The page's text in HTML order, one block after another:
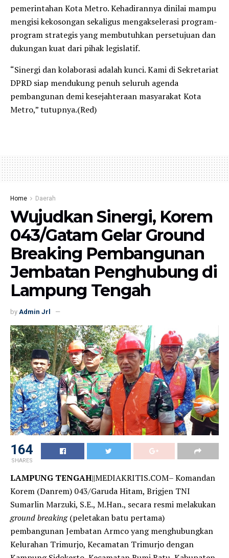
pemerintahan Kota Metro. Kehadirannya dinilai mampu
mengisi kekosongan sekaligus mengakselerasi program-
program strategis yang membutuhkan persetujuan dan
dukungan kuat dari pihak legislatif.
“Sinergi dan kolaborasi adalah kunci. Kami di Sekretariat
DPRD siap mendukung penuh seluruh agenda
pembangunan demi kesejahteraan masyarakat Kota
Metro,” tutupnya.(Red)
Home Daerah
Wujudkan Sinergi, Korem
043/Gatam Gelar Ground
Breaking Pembangunan
Jembatan Penghubung di
Lampung Tengah
by Admin Jrl
164
SHARES
LAMPUNG TENGAH||MEDIAKRITIS.COM– Komandan
Korem (Danrem) 043/Garuda Hitam, Brigjen TNI
Sumarlin Marzuki, S.E., M.Han., secara resmi melakukan
ground breaking(peletakan batu pertama)
pembangunan Jembatan Armco yang menghubungkan
Kelurahan Trimurjo, Kecamatan Trimurjo dengan